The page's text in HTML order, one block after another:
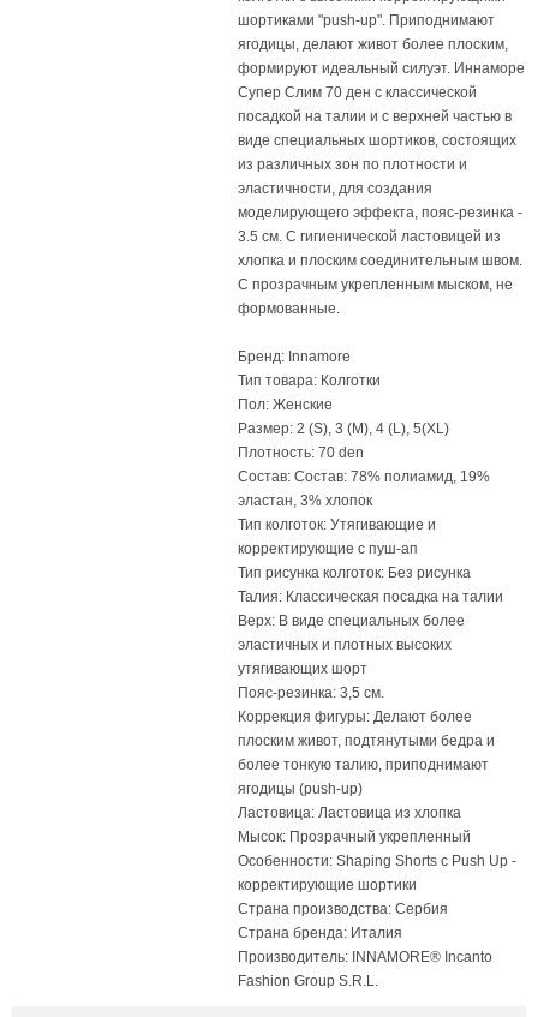
шортиками "push-up". Приподнимают
ягодицы, делают живот более плоским,
формируют идеальный силуэт. Иннаморе
Супер Слим 70 ден с классической
посадкой на талии и c верхней частью в
виде специальных шортиков, состоящих
из различных зон по плотности и
эластичности, для создания
моделирующего эффекта, пояс-резинка -
3.5 см. С гигиенической ластовицей из
хлопка и плоским соединительным швом.
С прозрачным укрепленным мыском, не
формованные.
Бренд: Innamore
Тип товара: Колготки
Пол: Женские
Размер: 2 (S), 3 (M), 4 (L), 5(XL)
Плотность: 70 den
Состав: Состав: 78% полиамид, 19%
эластан, 3% хлопок
Тип колготок: Утягивающие и
корректирующие с пуш-ап
Тип рисунка колготок: Без рисунка
Талия: Классическая посадка на талии
Верх: В виде специальных более
эластичных и плотных высоких
утягивающих шорт
Пояс-резинка: 3,5 см.
Коррекция фигуры: Делают более
плоским живот, подтянутыми бедра и
более тонкую талию, приподнимают
ягодицы (push-up)
Ластовица: Ластовица из хлопка
Мысок: Прозрачный укрепленный
Особенности: Shaping Shorts с Push Up -
корректирующие шортики
Страна производства: Сербия
Страна бренда: Италия
Производитель: INNAMORE® Incanto
Fashion Group S.R.L.